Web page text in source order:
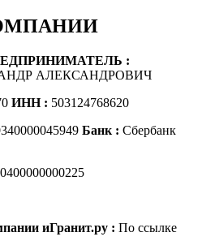
:
АЛЕКСАНДРОВИЧ
ИНН : 503124768620
Банк : Сбербанк
иГранит.ру : По ссылке